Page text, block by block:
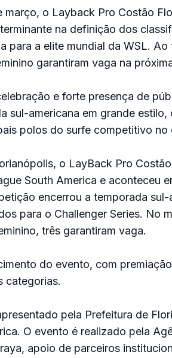
março, o Layback Pro Costão
na definição dos
para a elite mundial da WSL.
garantiram vaga na
e forte presença de
sul-americana em grande estilo,
polos do surfe competitivo no
o LayBack Pro
South America e aconteceu
encerrou a temporada sul-
para o Challenger Series. No
três garantiram vaga.
do evento, com
categorias.
pela Prefeitura de
O evento é realizado pela
apoio de parceiros